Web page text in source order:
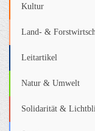
Kultur
Land- &
Leitartikel
Natur & Umwelt
Solidarität &